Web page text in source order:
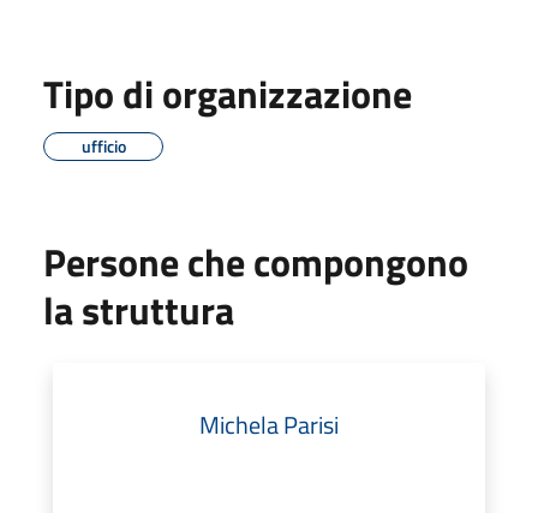
Tipo di organizzazione
ufficio
Persone che compongono
la struttura
Michela Parisi